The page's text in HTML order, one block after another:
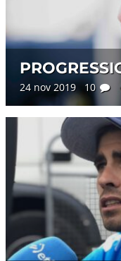
24 nov 2019 10